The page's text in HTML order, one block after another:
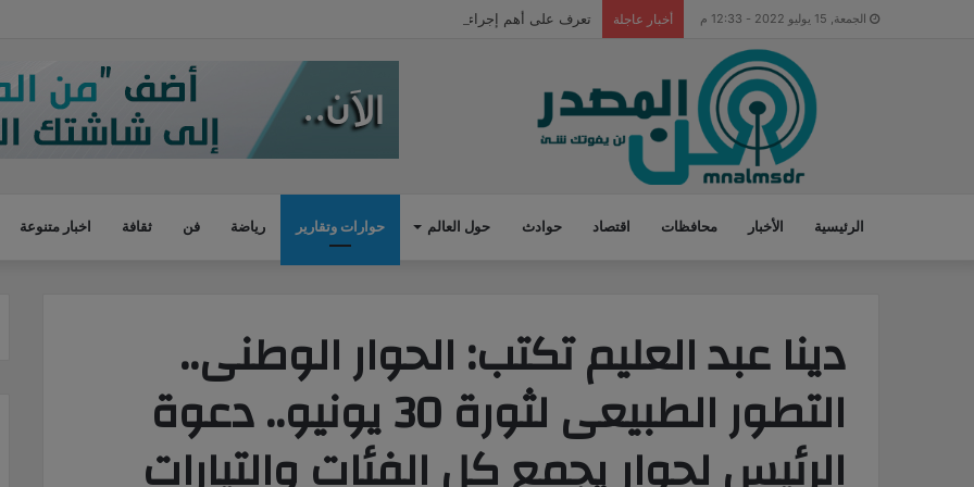
الجمعة, 15 يوليو 2022 - 12:33 م أخبار عاجلة تعرف على أهم إجراءات مصر للتكيف مع التغيرات المناخية بقطاع المياه
الرئيسية الأخبار محافظات اقتصاد حوادث حول العالم حوارات وتقارير رياضة فن ثقافة اخبار متنوعة
دينا عبد العليم تكتب: الحوار الوطنى..
التطور الطبيعى لثورة 30 يونيو.. دعوة